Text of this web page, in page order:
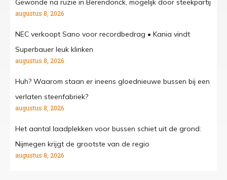
Gewonde na ruzie in Berendonck, mogelijk door steekpartij
augustus 8, 2026
NEC verkoopt Sano voor recordbedrag • Kania vindt
Superbauer leuk klinken
augustus 8, 2026
Huh? Waarom staan er ineens gloednieuwe bussen bij een
verlaten steenfabriek?
augustus 8, 2026
Het aantal laadplekken voor bussen schiet uit de grond:
Nijmegen krijgt de grootste van de regio
augustus 8, 2026